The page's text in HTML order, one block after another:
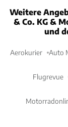
Weitere
& Co. KG &
und
Aerokurier Auto
Flugrevue